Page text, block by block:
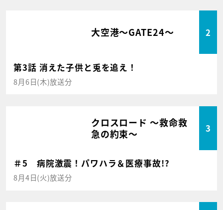
大空港～GATE24～ 2
第3話 消えた子供と兎を追え！
8月6日(木)放送分
クロスロード ～救命救
急の約束～
3
＃5 病院激震！パワハラ＆医療事故!?
8月4日(火)放送分